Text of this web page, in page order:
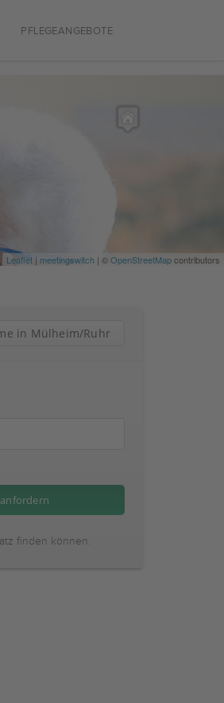
PFLEGEANGEBOTE
Leaflet | meetingswitch | ©OpenStreetMapcontributors
in Mülheim/Ruhr
finden können.